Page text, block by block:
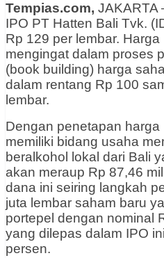
Tempias.com, JAKARTA
IPO PT Hatten Bali Tvk.
Rp 129 per lembar.
mengingat dalam proses
(book building) harga
dalam rentang Rp 100
lembar.
Dengan penetapan harga
memiliki bidang usaha
beralkohol lokal dari Bali
akan meraup Rp 87,46
dana ini seiring langkah
juta lembar saham baru
portepel dengan nominal
yang dilepas dalam IPO
persen.